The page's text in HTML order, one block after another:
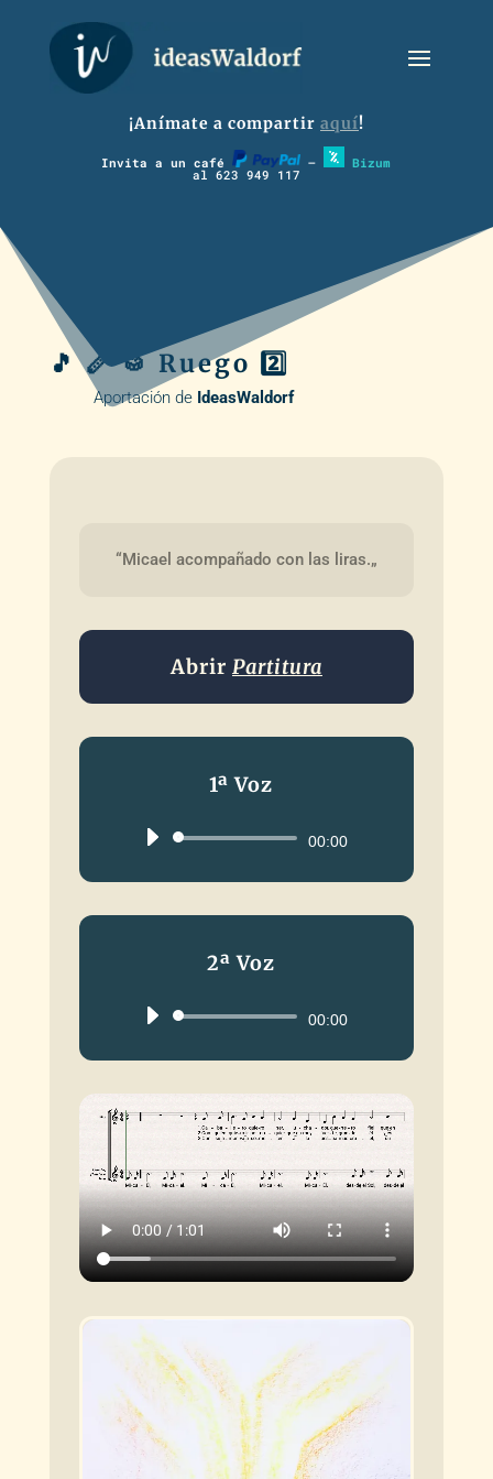
¡Anímate a compartir aquí!
Invita a un café – Bizum
al 623 949 117
🎵 🪈 🥁 Ruego 2️⃣
Aportación de IdeasWaldorf
“Micael acompañado con las liras.„
Abrir Partitura
1ª Voz
Reproductor00:00
2ª Voz
Reproductor00:00